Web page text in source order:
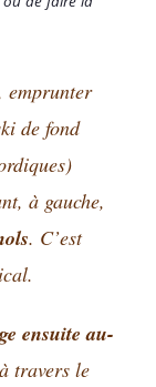
emprunter
de fond
à gauche,
. C’est
ensuite au-
travers le